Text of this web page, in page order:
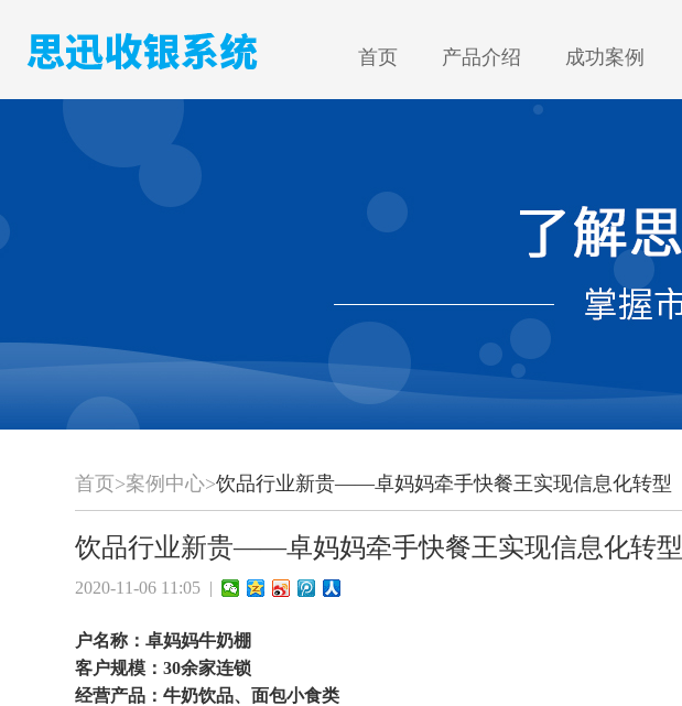
首页 产品介绍 成功案例
首页>案例中心>饮品行业新贵——卓妈妈牵手快餐王实现信息化转型
饮品行业新贵——卓妈妈牵手快餐王实现信息化转型
2020-11-06 11:05 |
户名称：卓妈妈牛奶棚
客户规模：30余家连锁
经营产品：牛奶饮品、面包小食类